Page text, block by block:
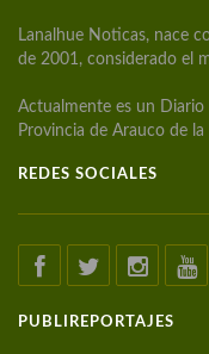
Lanalhue Noticas, nace
de 2001, considerado el
Actualmente es un
Provincia de Arauco de
REDES SOCIALES
PUBLIREPORTAJES